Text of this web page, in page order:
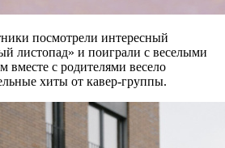
посмотрели интересный
листопад» и поиграли с веселыми
вместе с родителями весело
хиты от кавер-группы.